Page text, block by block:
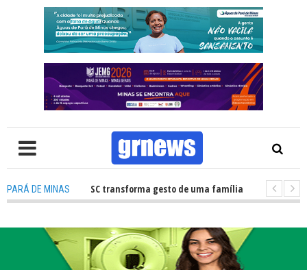
PARÁ DE MINAS
órgãos no HNSC transforma gesto de uma família em esperança para